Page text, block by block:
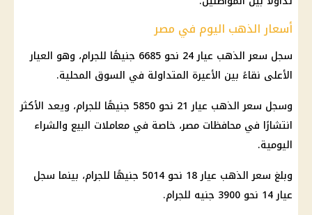
أسعار الذهب اليوم في مصر
سجل سعر الذهب عيار 24 نحو 6685 جنيهًا للجرام، وهو العيار
الأعلى نقاءً بين الأعيرة المتداولة في السوق المحلية.
وسجل سعر الذهب عيار 21 نحو 5850 جنيهًا للجرام، ويعد الأكثر
انتشارًا في محافظات مصر، خاصة في معاملات البيع والشراء
اليومية.
وبلغ سعر الذهب عيار 18 نحو 5014 جنيهًا للجرام، بينما سجل
عيار 14 نحو 3900 جنيه للجرام.